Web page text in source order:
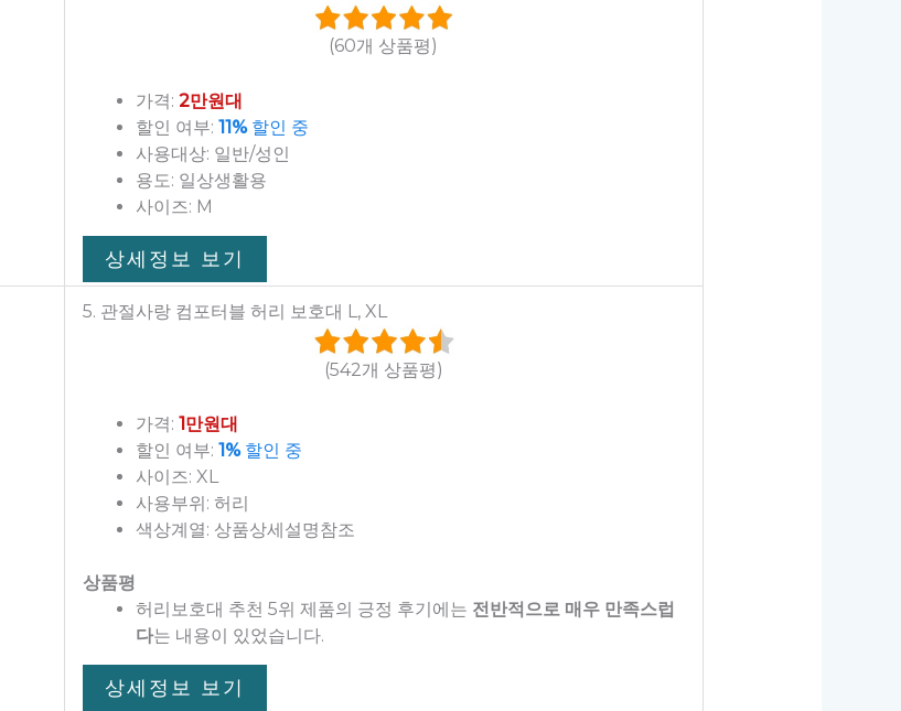
(60개 상품평)
가격: 2만원대
할인 여부: 11%할인 중
사용대상: 일반/성인
용도: 일상생활용
사이즈: M
상세정보 보기
5. 관절사랑 컴포터블 허리 보호대 L, XL
(542개 상품평)
가격: 1만원대
할인 여부: 1%할인 중
사이즈: XL
사용부위: 허리
색상계열: 상품상세설명참조
상품평
허리보호대 추천 5위 제품의 긍정 후기에는 전반적으로 매우 만족스럽
다는 내용이 있었습니다.
상세정보 보기